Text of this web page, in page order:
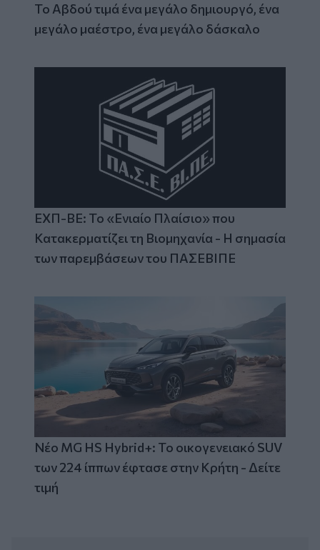
Το Αβδού τιμά ένα μεγάλο δημιουργό, ένα
μεγάλο μαέστρο, ένα μεγάλο δάσκαλο
ΕΧΠ-ΒΕ: Το «Ενιαίο Πλαίσιο» που
Κατακερματίζει τη Βιομηχανία - Η σημασία
των παρεμβάσεων του ΠΑΣΕΒΙΠΕ
Νέο MG HS Hybrid+: Το οικογενειακό SUV
των 224 ίππων έφτασε στην Κρήτη - Δείτε
τιμή